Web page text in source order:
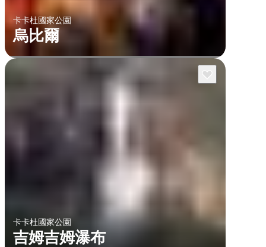
卡卡杜國家公園
烏比爾
卡卡杜國家公園
吉姆吉姆瀑布